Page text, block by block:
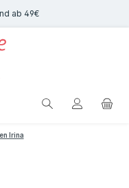
ab 49€
Irina